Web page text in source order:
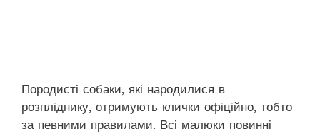
Породисті собаки, які народилися в
розпліднику, отримують клички офіційно, тобто
за певними правилами. Всі малюки повинні